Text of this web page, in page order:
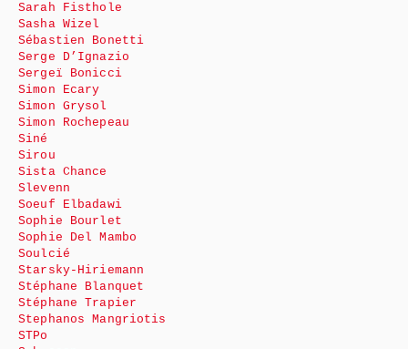
Sarah Fisthole
Sasha Wizel
Sébastien Bonetti
Serge D’Ignazio
Sergeï Bonicci
Simon Ecary
Simon Grysol
Simon Rochepeau
Siné
Sirou
Sista Chance
Slevenn
Soeuf Elbadawi
Sophie Bourlet
Sophie Del Mambo
Soulcié
Starsky-Hiriemann
Stéphane Blanquet
Stéphane Trapier
Stephanos Mangriotis
STPo